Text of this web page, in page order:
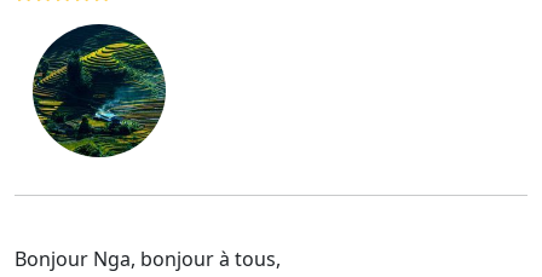
Bonjour Nga, bonjour à tous,